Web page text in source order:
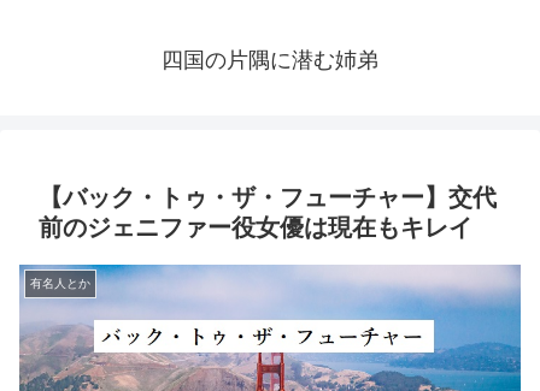
四国の片隅に潜む姉弟
【バック・トゥ・ザ・フューチャー】交代
前のジェニファー役女優は現在もキレイ
有名人とか